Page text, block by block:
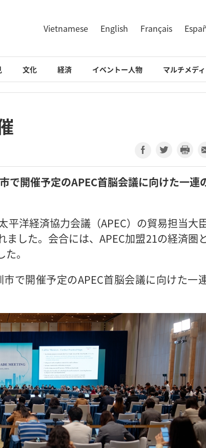
Vietnamese English Français
文化 経済 イベントー人物 マルチメデ
で開催予定のAPEC首脳会議に向けた一連
平洋経済協力会議（APEC）の貿易担当大
した。会合には、APEC加盟21の経済圏
。
で開催予定のAPEC首脳会議に向けた一